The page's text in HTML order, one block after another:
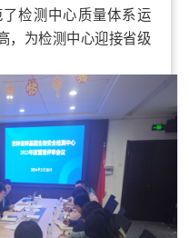
检测中心质量体系运
，为检测中心迎接省级